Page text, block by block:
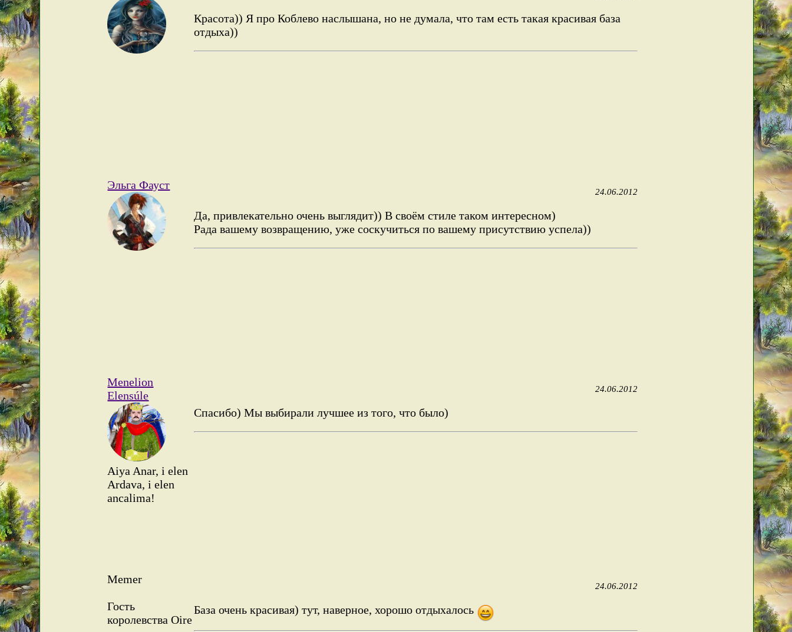
Красота)) Я про Коблево наслышана, но не думала, что там есть такая красивая база
отдыха))
Эльга Фауст
24.06.2012
Да, привлекательно очень выглядит)) В своём стиле таком интересном)
Рада вашему возвращению, уже соскучиться по вашему присутствию успела))
Menelion
Elensúle
Aiya Anar, i elen
Ardava, i elen
ancalima!
24.06.2012
Спасибо) Мы выбирали лучшее из того, что было)
Memer
Гость
королевства Oire
24.06.2012
База очень красивая) тут, наверное, хорошо отдыхалось